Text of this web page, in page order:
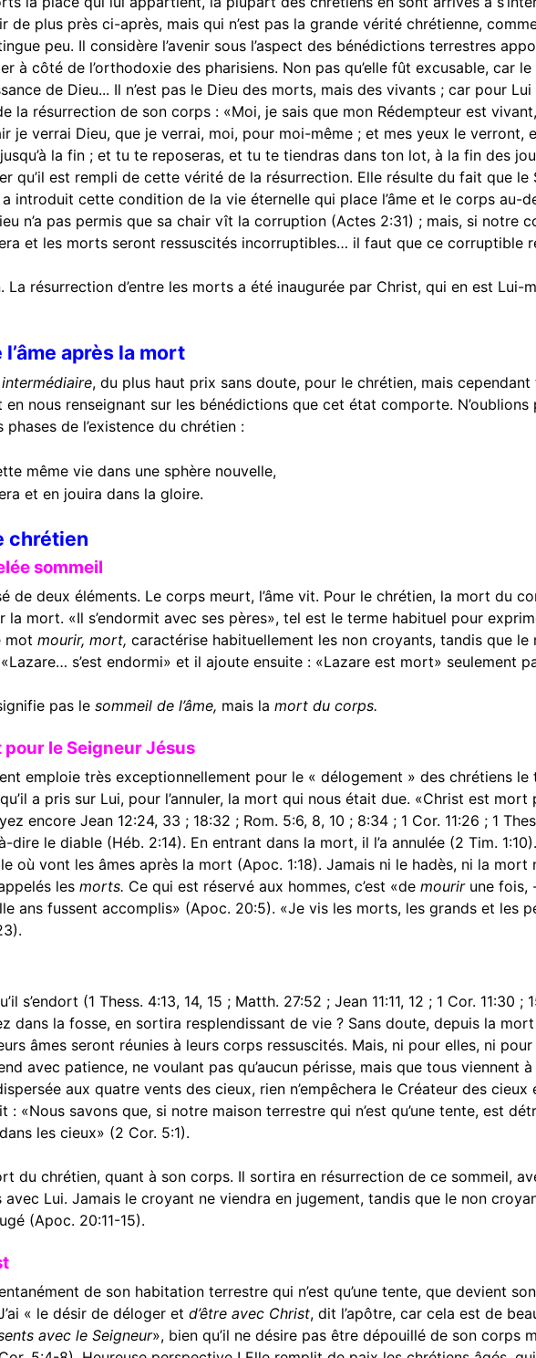
plus près ci-après, mais qui n’est pas la grande vérité chrétienne,
peu. Il considère l’avenir sous l’aspect des bénédictions terrestres
à côté de l’orthodoxie des pharisiens. Non pas qu’elle fût excusable, car
de Dieu... Il n’est pas le Dieu des morts, mais des vivants ; car pour
la résurrection de son corps : «Moi, je sais que mon Rédempteur est
je verrai Dieu, que je verrai, moi, pour moi-même ; et mes yeux le verront,
la fin ; et tu te reposeras, et tu te tiendras dans ton lot, à la fin des
qu’il est rempli de cette vérité de la résurrection. Elle résulte du fait que
introduit cette condition de la vie éternelle qui place l’âme et le corps au-
n’a pas permis que sa chair vît la corruption (Actes 2:31) ; mais, si notre
et les morts seront ressuscités incorruptibles… il faut que ce corruptible
La résurrection d’entre les morts a été inaugurée par Christ, qui en est
après la mort
intermédiaire, du plus haut prix sans doute, pour le chrétien, mais
nous renseignant sur les bénédictions que cet état comporte. N’oublions
de l’existence du chrétien :
même vie dans une sphère nouvelle,
et en jouira dans la gloire.
chrétien
sommeil
de deux éléments. Le corps meurt, l’âme vit. Pour le chrétien, la mort du
mort. «Il s’endormit avec ses pères», tel est le terme habituel pour
mot mourir, mort, caractérise habituellement les non croyants, tandis que le
s’est endormi» et il ajoute ensuite : «Lazare est mort» seulement
pas le sommeil de l’âme, mais la mort du corps.
le Seigneur Jésus
emploie très exceptionnellement pour le « délogement » des chrétiens le
a pris sur Lui, pour l’annuler, la mort qui nous était due. «Christ est
encore Jean 12:24, 33 ; 18:32 ; Rom. 5:6, 8, 10 ; 8:34 ; 1 Cor. 11:26 ; 1
le diable (Héb. 2:14). En entrant dans la mort, il l’a annulée (2 Tim.
où vont les âmes après la mort (Apoc. 1:18). Jamais ni le hadès, ni la
les morts. Ce qui est réservé aux hommes, c’est «de mourir une fois,
ans fussent accomplis» (Apoc. 20:5). «Je vis les morts, les grands et les
s’endort (1 Thess. 4:13, 14, 15 ; Matth. 27:52 ; Jean 11:11, 12 ; 1 Cor. 11:30
dans la fosse, en sortira resplendissant de vie ? Sans doute, depuis la
âmes seront réunies à leurs corps ressuscités. Mais, ni pour elles, ni pour
avec patience, ne voulant pas qu’aucun périsse, mais que tous viennent
aux quatre vents des cieux, rien n’empêchera le Créateur des
«Nous savons que, si notre maison terrestre qui n’est qu’une tente, est
les cieux» (2 Cor. 5:1).
du chrétien, quant à son corps. Il sortira en résurrection de ce sommeil,
Lui. Jamais le croyant ne viendra en jugement, tandis que le non
(Apoc. 20:11-15).
de son habitation terrestre qui n’est qu’une tente, que devient
« le désir de déloger et d’être avec Christ, dit l’apôtre, car cela est de
avec le Seigneur», bien qu’il ne désire pas être dépouillé de son corps